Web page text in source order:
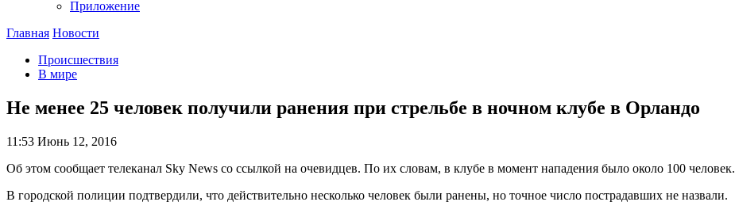
Приложение
Главная Новости
Происшествия
В мире
Не менее 25 человек получили ранения при стрельбе в ночном клубе в Орландо
11:53 Июнь 12, 2016
Об этом сообщает телеканал Sky News со ссылкой на очевидцев. По их словам, в клубе в момент нападения было около 100 человек.
В городской полиции подтвердили, что действительно несколько человек были ранены, но точное число пострадавших не назвали.